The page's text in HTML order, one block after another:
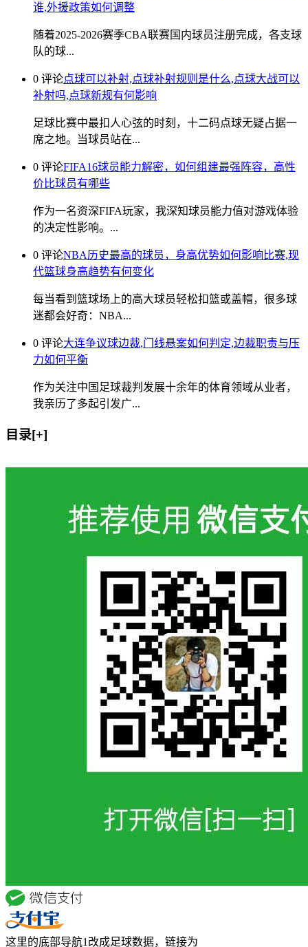
谁,外援政策如何调整
随着2025-2026赛季CBA联赛国内球员注册完成，各支球
队的球...
0 评论点球可以补射,点球补射规则是什么,点球大战可以
补射吗,点球新规有何影响
足球比赛中最扣人心弦的时刻，十二码点球无疑占据一
席之地。当球员站在...
0 评论FIFA16球员能力解密，如何组建最强阵容，高性
价比球员有哪些
作为一名资深FIFA玩家，我深知球员能力值对游戏体验
的决定性影响。...
0 评论NBA历史最高的球员，身高优势如何影响比赛,现
代篮球身高趋势有何变化
每当看到篮球场上的高大球员轻松扣篮或盖帽，很多球
迷都会好奇：NBA...
0 评论大连争议球边裁,门线悬案如何判定,边裁职责与压
力如何平衡
作为关注中国足球裁判发展十余年的体育领域从业者，
我亲历了多起引发广...
目录[+]
这里的底部导航1改成足球数据，链接为